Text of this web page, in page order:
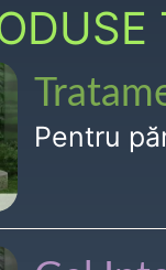
Pentru